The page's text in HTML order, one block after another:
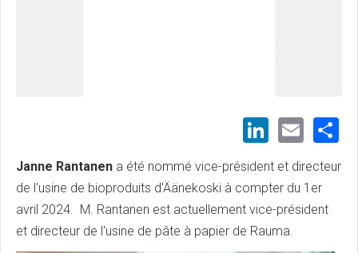
Janne Rantanen a été nommé vice-président et directeur
de l'usine de bioproduits d'Äänekoski à compter du 1er
avril 2024. M. Rantanen est actuellement vice-président
et directeur de l'usine de pâte à papier de Rauma.